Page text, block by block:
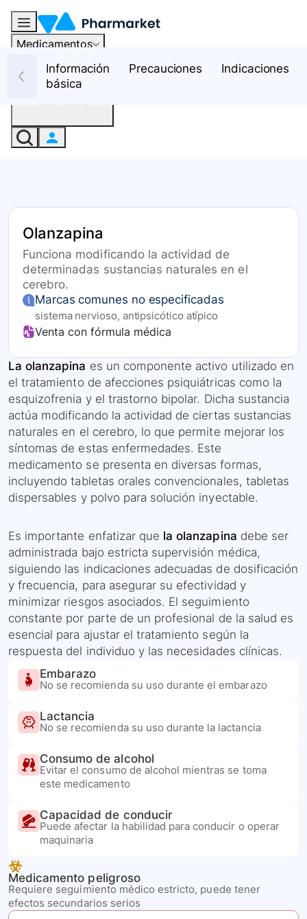
Medicamentos
RecursosInformación
básica
Precauciones Indicaciones
Olanzapina
Funciona modificando la actividad de
determinadas sustancias naturales en el
cerebro.
Marcas comunes no especificadas
sistema nervioso, antipsicótico atípico
Venta con fórmula médica
La olanzapina es un componente activo utilizado en
el tratamiento de afecciones psiquiátricas como la
esquizofrenia y el trastorno bipolar. Dicha sustancia
actúa modificando la actividad de ciertas sustancias
naturales en el cerebro, lo que permite mejorar los
síntomas de estas enfermedades. Este
medicamento se presenta en diversas formas,
incluyendo tabletas orales convencionales, tabletas
dispersables y polvo para solución inyectable.
Es importante enfatizar que la olanzapina debe ser
administrada bajo estricta supervisión médica,
siguiendo las indicaciones adecuadas de dosificación
y frecuencia, para asegurar su efectividad y
minimizar riesgos asociados. El seguimiento
constante por parte de un profesional de la salud es
esencial para ajustar el tratamiento según la
respuesta del individuo y las necesidades clínicas.
Embarazo
No se recomienda su uso durante el embarazo
Lactancia
No se recomienda su uso durante la lactancia
Consumo de alcohol
Evitar el consumo de alcohol mientras se toma
este medicamento
Capacidad de conducir
Puede afectar la habilidad para conducir o operar
maquinaria
Medicamento peligroso
Requiere seguimiento médico estricto, puede tener
efectos secundarios serios